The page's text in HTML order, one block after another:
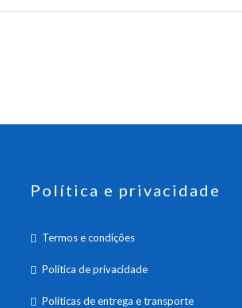
Política e privacidade
Termos e condições
Política de privacidade
Políticas de entrega e transporte